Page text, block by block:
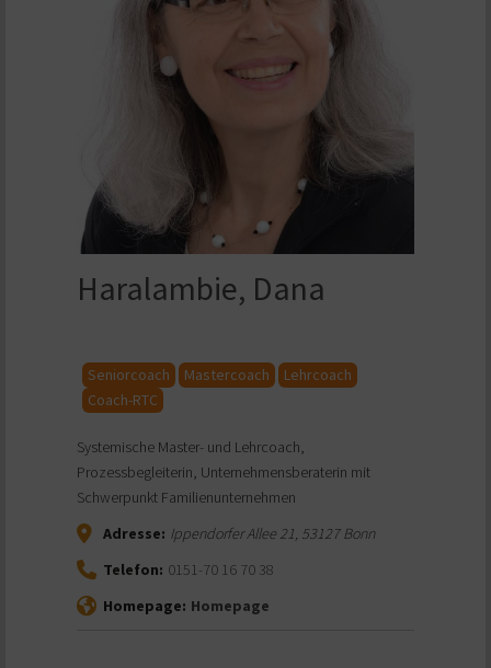
Haralambie, Dana
Seniorcoach Mastercoach
Lehrcoach
Coach-RTC
Systemische Master- und Lehrcoach,
Prozessbegleiterin, Unternehmensberaterin mit
Schwerpunkt Familienunternehmen
Adresse: Ippendorfer Allee 21 53127Bonn
Telefon: 0151-70 16 70 38
Homepage: Homepage